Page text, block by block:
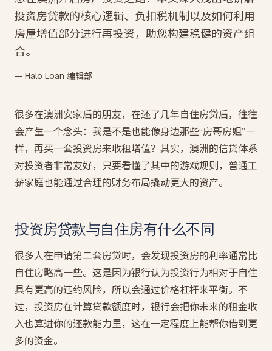
投资房贷款的核心逻辑、负扣税机制以及如何利用
房屋增值部分进行再投资，助您构建稳健的资产组
合。
— Halo Loan 编辑部
很多在澳洲安家后的朋友，在还了几年自住房贷后，往往
会产生一个念头：我是不是也能像身边那些“房哥房姐”一
样，再买一套投资房来收租增值？其实，澳洲的信贷体系
对投资者非常友好，只要看懂了其中的游戏规则，普通工
薪家庭也能通过合理的财务布局撬动更大的资产。
投资房贷款与自住房有什么不同
很多人在申请第二套房贷时，会发现投资房的利率通常比
自住房略高一些。这是因为银行认为投资行为相对于自住
具有更高的违约风险，所以会通过价格杠杆来平衡。不
过，投资房在计算贷款额度时，银行会把你未来的租金收
入也算进你的还款能力里，这在一定程度上能帮你借到更
多的资金。